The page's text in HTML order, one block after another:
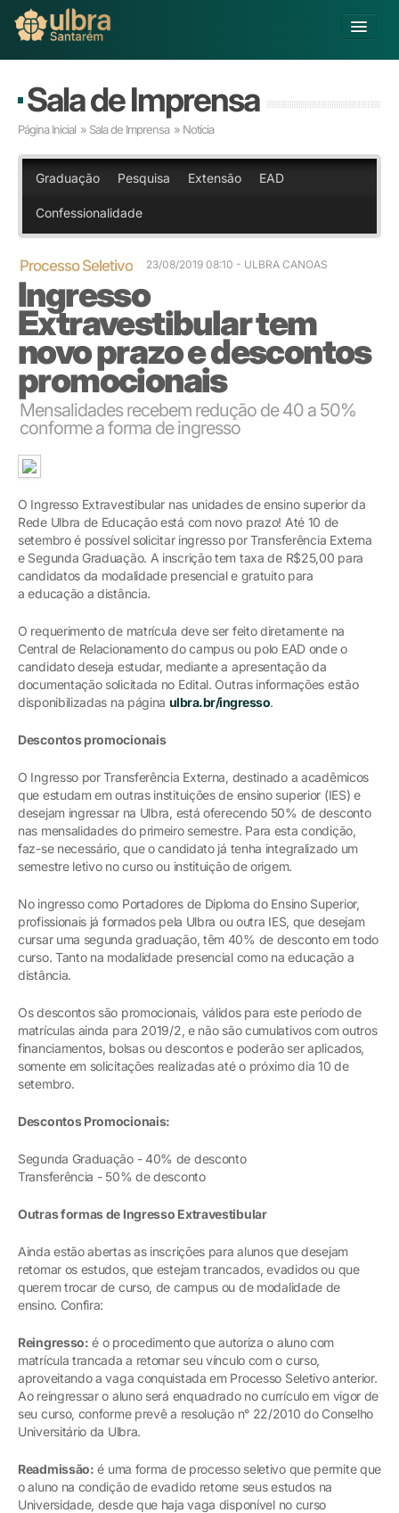
Buscar
Já sou Aluno
Matricule-se
Ensino Básico
Graduação
Pós-graduação
Pesquisa
Extensão
Infraestrutura e Serviços
Sobre a ULBRA
Sala de Imprensa
Página Inicial » Sala de Imprensa » Notícia
Graduação Pesquisa Extensão EAD
Confessionalidade
Processo Seletivo 23/08/2019 08:10 - ULBRA CANOAS
Ingresso
Extravestibular tem
novo prazo e descontos
promocionais
Mensalidades recebem redução de 40 a 50%
conforme a forma de ingresso
O Ingresso Extravestibular nas unidades de ensino superior da
Rede Ulbra de Educação está com novo prazo! Até 10 de
setembro é possível solicitar ingresso por Transferência Externa
e Segunda Graduação. A inscrição tem taxa de R$25,00 para
candidatos da modalidade presencial e gratuito para
a educação a distância.
O requerimento de matrícula deve ser feito diretamente na
Central de Relacionamento do campus ou polo EAD onde o
candidato deseja estudar, mediante a apresentação da
documentação solicitada no Edital. Outras informações estão
disponibilizadas na página ulbra.br/ingresso.
Descontos promocionais
O Ingresso por Transferência Externa, destinado a acadêmicos
que estudam em outras instituições de ensino superior (IES) e
desejam ingressar na Ulbra, está oferecendo 50% de desconto
nas mensalidades do primeiro semestre. Para esta condição,
faz-se necessário, que o candidato já tenha integralizado um
semestre letivo no curso ou instituição de origem.
No ingresso como Portadores de Diploma do Ensino Superior,
profissionais já formados pela Ulbra ou outra IES, que desejam
cursar uma segunda graduação, têm 40% de desconto em todo
curso. Tanto na modalidade presencial como na educação a
distância.
Os descontos são promocionais, válidos para este período de
matrículas ainda para 2019/2, e não são cumulativos com outros
financiamentos, bolsas ou descontos e poderão ser aplicados,
somente em solicitações realizadas até o próximo dia 10 de
setembro.
Descontos Promocionais:
Segunda Graduação - 40% de desconto
Transferência - 50% de desconto
Outras formas de Ingresso Extravestibular
Ainda estão abertas as inscrições para alunos que desejam
retomar os estudos, que estejam trancados, evadidos ou que
querem trocar de curso, de campus ou de modalidade de
ensino. Confira:
Reingresso: é o procedimento que autoriza o aluno com
matrícula trancada a retomar seu vínculo com o curso,
aproveitando a vaga conquistada em Processo Seletivo anterior.
Ao reingressar o aluno será enquadrado no currículo em vigor de
seu curso, conforme prevê a resolução n° 22/2010 do Conselho
Universitário da Ulbra.
Readmissão: é uma forma de processo seletivo que permite que
o aluno na condição de evadido retome seus estudos na
Universidade, desde que haja vaga disponível no curso